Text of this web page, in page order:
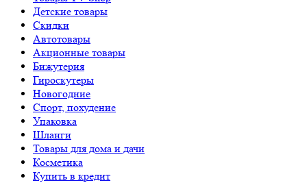
Детские товары
Cкидки
Автотовары
Акционные товары
Бижутерия
Гироскутеры
Новогодние
Спорт, похудение
Упаковка
Шланги
Товары для дома и дачи
Косметика
Купить в кредит